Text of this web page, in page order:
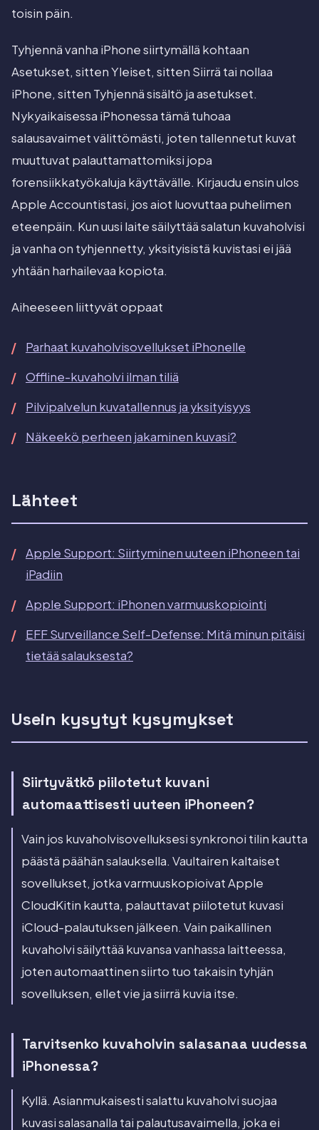
toisin päin.
Tyhjennä vanha iPhone siirtymällä kohtaan
Asetukset, sitten Yleiset, sitten Siirrä tai nollaa
iPhone, sitten Tyhjennä sisältö ja asetukset.
Nykyaikaisessa iPhonessa tämä tuhoaa
salausavaimet välittömästi, joten tallennetut kuvat
muuttuvat palauttamattomiksi jopa
forensiikkatyökaluja käyttävälle. Kirjaudu ensin ulos
Apple Accountistasi, jos aiot luovuttaa puhelimen
eteenpäin. Kun uusi laite säilyttää salatun kuvaholvisi
ja vanha on tyhjennetty, yksityisistä kuvistasi ei jää
yhtään harhailevaa kopiota.
Aiheeseen liittyvät oppaat
Parhaat kuvaholvisovellukset iPhonelle
Offline-kuvaholvi ilman tiliä
Pilvipalvelun kuvatallennus ja yksityisyys
Näkeekö perheen jakaminen kuvasi?
Lähteet
Apple Support: Siirtyminen uuteen iPhoneen tai
iPadiin
Apple Support: iPhonen varmuuskopiointi
EFF Surveillance Self-Defense: Mitä minun pitäisi
tietää salauksesta?
Usein kysytyt kysymykset
Siirtyvätkö piilotetut kuvani
automaattisesti uuteen iPhoneen?
Vain jos kuvaholvisovelluksesi synkronoi tilin kautta
päästä päähän salauksella. Vaultairen kaltaiset
sovellukset, jotka varmuuskopioivat Apple
CloudKitin kautta, palauttavat piilotetut kuvasi
iCloud-palautuksen jälkeen. Vain paikallinen
kuvaholvi säilyttää kuvansa vanhassa laitteessa,
joten automaattinen siirto tuo takaisin tyhjän
sovelluksen, ellet vie ja siirrä kuvia itse.
Tarvitsenko kuvaholvin salasanaa uudessa
iPhonessa?
Kyllä. Asianmukaisesti salattu kuvaholvi suojaa
kuvasi salasanalla tai palautusavaimella, joka ei